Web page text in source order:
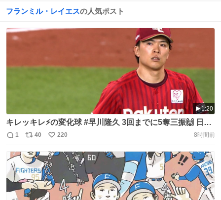
フランミル・レイエスの人気ポスト
1:20
キレッキレ⚡️の変化球 #早川隆久 3回までに5奪三振🙌 日本
ハムの中軸 #レイエス #野村佑希 #万波中正 からはいずれ
スボールLIVE で配信中[初月無料]
https://t.co/8qUpBQKGKR
返
信
数
1
リ
ポ
ス
ト
数
40
い
い
ね
数
220 8時間前